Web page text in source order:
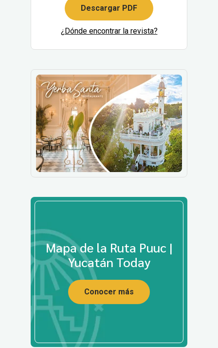
Descargar PDF
¿Dónde encontrar la revista?
Mapa de la Ruta Puuc |
Yucatán Today
Conocer más